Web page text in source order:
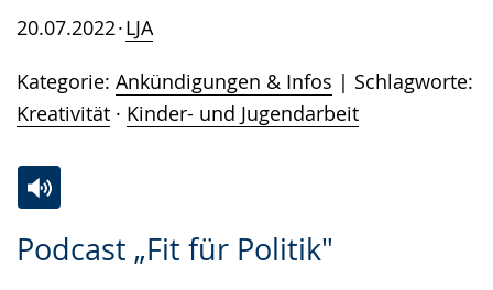
20.07.2022 LJA
Kategorie: Ankündigungen & Infos
Schlagworte:
Kreativität · Kinder- und Jugendarbeit
Podcast „Fit für Politik"
Leichten
Audio-
Video